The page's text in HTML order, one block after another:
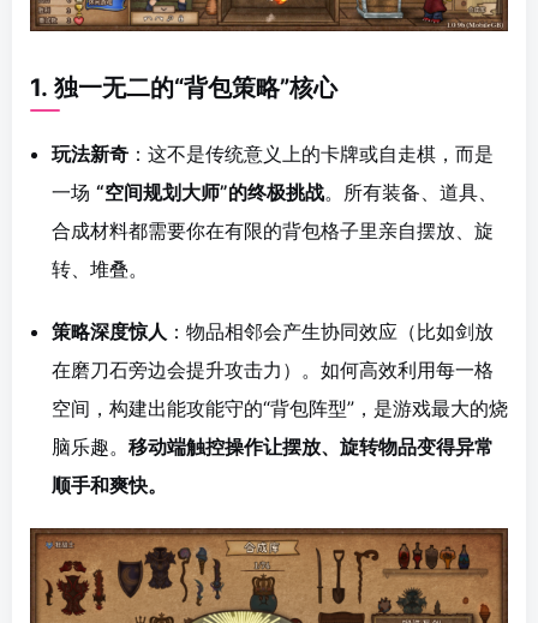
1. 独一无二的“背包策略”核心
玩法新奇 ：这不是传统意义上的卡牌或自走棋，而是
一场 “空间规划大师”的终极挑战。所有装备、道具、
合成材料都需要你在有限的背包格子里亲自摆放、旋
转、堆叠。
策略深度惊人 ：物品相邻会产生协同效应（比如剑放
在磨刀石旁边会提升攻击力）。如何高效利用每一格
空间，构建出能攻能守的“背包阵型”，是游戏最大的烧
脑乐趣。 移动端触控操作让摆放、旋转物品变得异常
顺手和爽快。